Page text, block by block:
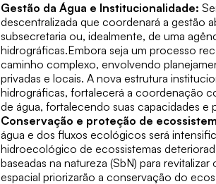
Gestão da Água e Institucionalidade:
descentralizada que coordenará a gestão
subsecretaria ou, idealmente, de uma
hidrográficas.Embora seja um processo
caminho complexo, envolvendo
privadas e locais. A nova estrutura
hidrográficas, fortalecerá a coordenação
de água, fortalecendo suas capacidades e
Conservação e proteção de
água e dos fluxos ecológicos será
hidroecológico de ecossistemas
baseadas na natureza (SbN) para revitalizar
espacial priorizarão a conservação do